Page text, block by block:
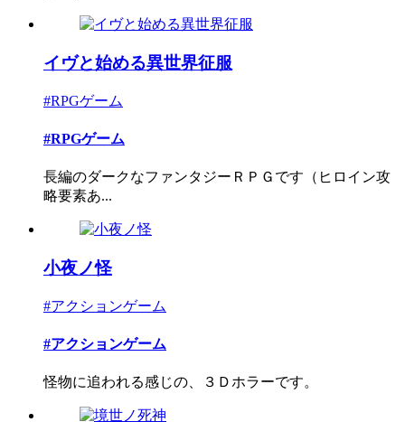
イヴと始める異世界征服
#RPGゲーム
#RPGゲーム
長編のダークなファンタジーＲＰＧです（ヒロイン攻
略要素あ...
小夜ノ怪
#アクションゲーム
#アクションゲーム
怪物に追われる感じの、３Ｄホラーです。